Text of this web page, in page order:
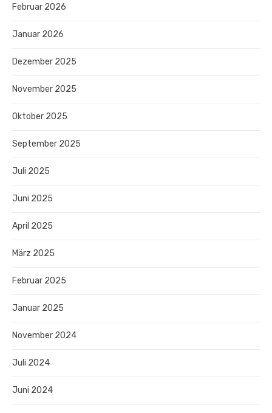
Februar 2026
Januar 2026
Dezember 2025
November 2025
Oktober 2025
September 2025
Juli 2025
Juni 2025
April 2025
März 2025
Februar 2025
Januar 2025
November 2024
Juli 2024
Juni 2024